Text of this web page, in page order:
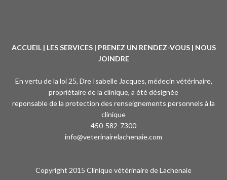
ACCUEIL| LES SERVICES| PRENEZ UN RENDEZ-VOUS| NOUS
JOINDRE
En vertu de la loi 25, Dre Isabelle Jacques, médecin vétérinaire,
propriétaire de la clinique, a été désignée
reponsable de la protection des renseignements personnels à la
clinique
450-582-7300
info@veterinairelachenaie.com
Copyright 2015 Clinique vétérinaire de Lachenaie